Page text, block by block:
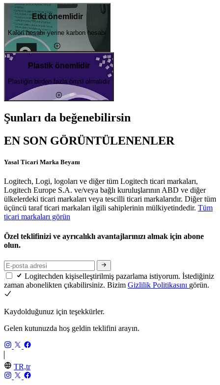
Etki önemlidir
Kalori hesabı yerine karbon hesabı
Plastik önemlidir
Plastiğin birden fazla ömrü olmalıdır
Şunları da beğenebilirsin
EN SON GÖRÜNTÜLENENLER
Yasal Ticari Marka Beyanı
Logitech, Logi, logoları ve diğer tüm Logitech ticari markaları,
Logitech Europe S.A. ve/veya bağlı kuruluşlarının ABD ve diğer
ülkelerdeki ticari markaları veya tescilli ticari markalarıdır. Diğer tüm
üçüncü taraf ticari markaları ilgili sahiplerinin mülkiyetindedir. Tüm
ticari markaları görün
Özel teklifinizi ve ayrıcalıklı avantajlarınızı almak için abone
olun.
Logitechden kişiselleştirilmiş pazarlama istiyorum. İstediğiniz
zaman abonelikten çıkabilirsiniz. Bizim Gizlilik Politikasını görün.
Kaydolduğunuz için teşekkürler.
Gelen kutunuzda hoş geldin teklifini arayın.
TR,tr